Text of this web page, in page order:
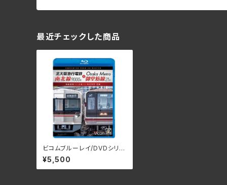
最近チェックした商品
ビコムブルーレイ/DVDシリー
ズ 北大阪急行電鉄南北線90
00形＆Osaka Metro御堂筋
線21系 箕面萱野～江坂～な
¥5,500